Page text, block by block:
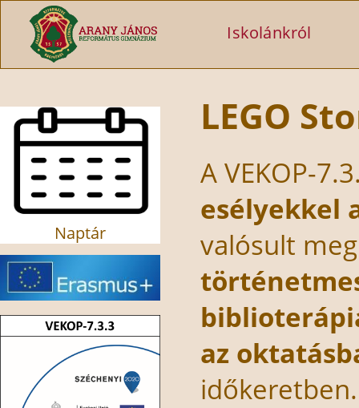
Ugrás a tartalomra
Iskolánkról
Naptár
LEGO
A VEKOP-
esélyekkel
valósult
az
időkeretben.